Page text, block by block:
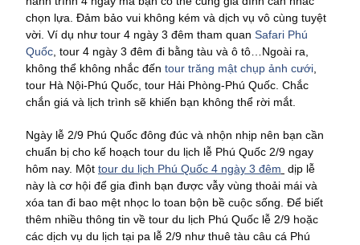
chọn lựa. Đảm bảo vui không kém và dịch vụ vô cùng tuyệt
vời. Ví dụ như tour 4 ngày 3 đêm tham quan Safari Phú
Quốc , tour 4 ngày 3 đêm đi bằng tàu và ô tô…Ngoài ra,
không thể không nhắc đến tour trăng mật chụp ảnh cưới
tour Hà Nội-Phú Quốc, tour Hải Phòng-Phú Quốc. Chắc
chắn giá và lịch trình sẽ khiến bạn không thể rời mắt.
Ngày lễ 2/9 Phú Quốc đông đúc và nhộn nhịp nên bạn cần
chuẩn bị cho kế hoạch tour du lịch lễ Phú Quốc 2/9 ngay
hôm nay. Một tour du lịch Phú Quốc 4 ngày 3 đêm dịp lễ
này là cơ hội để gia đình bạn được vẫy vùng thoải mái và
xóa tan đi bao mệt nhọc lo toan bộn bề cuộc sống. Để biết
thêm nhiều thông tin về tour du lịch Phú Quốc lễ 2/9 hoặc
các dịch vụ du lịch tại pa lễ 2/9 như thuê tàu câu cá Phú